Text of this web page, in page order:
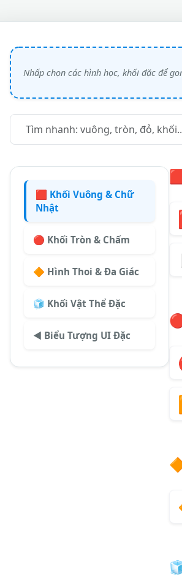
🟥 Khối Vuông & Chữ
Nhật
🔴 Khối Tròn & Chấm
🔶 Hình Thoi & Đa Giác
🧊 Khối Vật Thể Đặc
◀️ Biểu Tượng UI Đặc